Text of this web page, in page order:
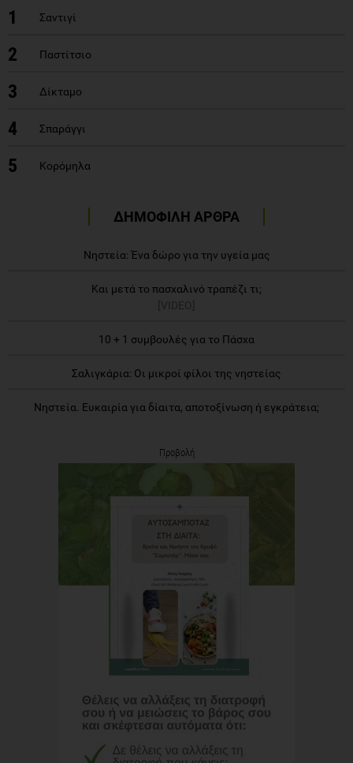
1 Σαντιγί
2 Παστίτσιο
3 Δίκταμο
4 Σπαράγγι
5 Κορόμηλα
ΔΗΜΟΦΙΛΗ ΑΡΘΡΑ
Νηστεία: Ένα δώρο για την υγεία μας
Και μετά το πασχαλινό τραπέζι τι;
[VIDEO]
10 + 1 συμβουλές για το Πάσχα
Σαλιγκάρια: Οι μικροί φίλοι της νηστείας
Νηστεία. Ευκαιρία για δίαιτα, αποτοξίνωση ή εγκράτεια;
Προβολή